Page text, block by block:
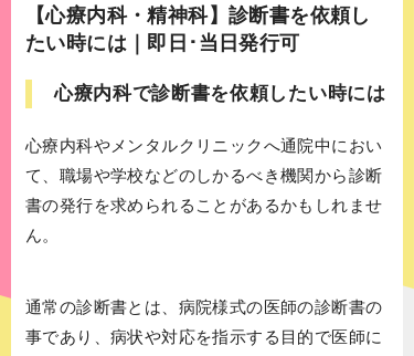
【心療内科・精神科】診断書を依頼し
たい時には｜即日･当日発行可
心療内科で診断書を依頼したい時には
心療内科やメンタルクリニックへ通院中におい
て、職場や学校などのしかるべき機関から診断
書の発行を求められることがあるかもしれませ
ん。
通常の診断書とは、病院様式の医師の診断書の
事であり、病状や対応を指示する目的で医師に